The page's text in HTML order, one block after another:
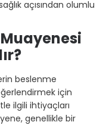
açısından olumlu
beslenme
için
ilgili ihtiyaçları
genellikle bir